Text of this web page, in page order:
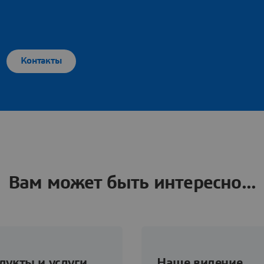
Контакты
Вам может быть интересно...